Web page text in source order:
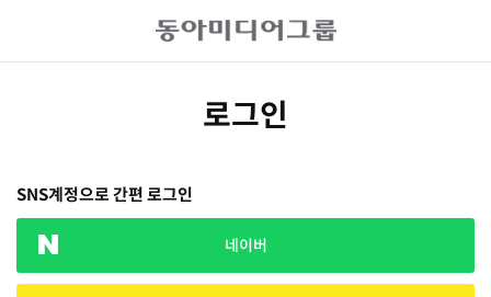
로그인
SNS계정으로 간편 로그인
네이버